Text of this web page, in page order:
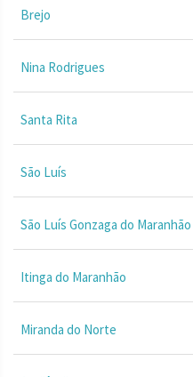
Brejo
Nina Rodrigues
Santa Rita
São Luís
São Luís Gonzaga do Maranhão
Itinga do Maranhão
Miranda do Norte